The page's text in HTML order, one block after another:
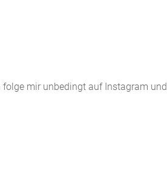
mir unbedingt auf Instagram und